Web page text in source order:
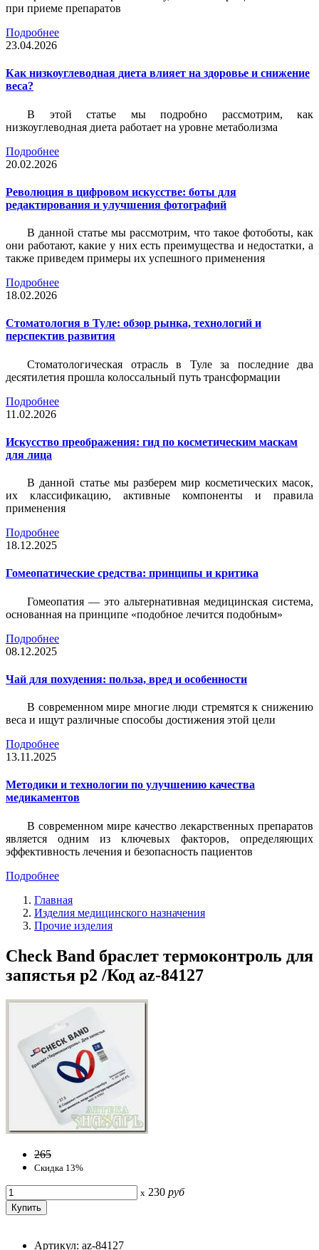
при приеме препаратов
Подробнее
23.04.2026
Как низкоуглеводная диета влияет на здоровье и снижение
веса?
В этой статье мы подробно рассмотрим, как
низкоуглеводная диета работает на уровне метаболизма
Подробнее
20.02.2026
Революция в цифровом искусстве: боты для
редактирования и улучшения фотографий
В данной статье мы рассмотрим, что такое фотоботы, как
они работают, какие у них есть преимущества и недостатки, а
также приведем примеры их успешного применения
Подробнее
18.02.2026
Стоматология в Туле: обзор рынка, технологий и
перспектив развития
Стоматологическая отрасль в Туле за последние два
десятилетия прошла колоссальный путь трансформации
Подробнее
11.02.2026
Искусство преображения: гид по косметическим маскам
для лица
В данной статье мы разберем мир косметических масок,
их классификацию, активные компоненты и правила
применения
Подробнее
18.12.2025
Гомеопатические средства: принципы и критика
Гомеопатия — это альтернативная медицинская система,
основанная на принципе «подобное лечится подобным»
Подробнее
08.12.2025
Чай для похудения: польза, вред и особенности
В современном мире многие люди стремятся к снижению
веса и ищут различные способы достижения этой цели
Подробнее
13.11.2025
Методики и технологии по улучшению качества
медикаментов
В современном мире качество лекарственных препаратов
является одним из ключевых факторов, определяющих
эффективность лечения и безопасность пациентов
Подробнее
Главная
Изделия медицинского назначения
Прочие изделия
Check Band браслет термоконтроль для
запястья р2 /Код az-84127
265
Скидка 13%
x 230 руб
Артикул: az-84127